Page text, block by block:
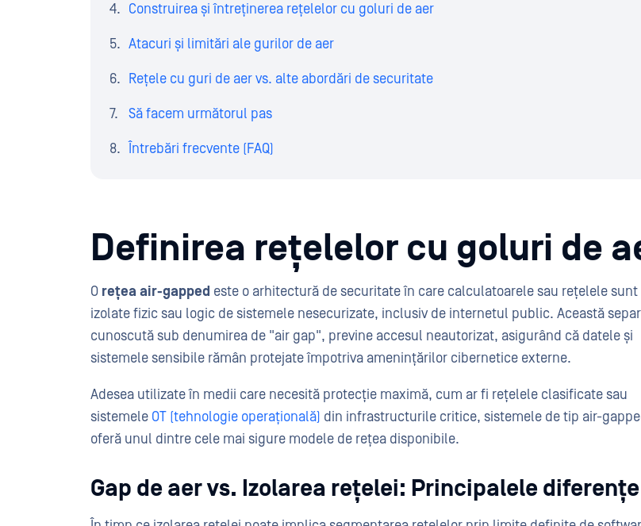
Construirea și întreținerea rețelelor cu goluri de aer
Atacuri și limitări ale gurilor de aer
Rețele cu guri de aer vs. alte abordări de securitate
Să facem următorul pas
Întrebări frecvente (FAQ)
Definirea rețelelor cu goluri de
O rețea air-gapped este o arhitectură de securitate în care calculatoarele sau rețelele sunt
izolate fizic sau logic de sistemele nesecurizate, inclusiv de internetul public. Această
cunoscută sub denumirea de "air gap", previne accesul neautorizat, asigurând că datele și
sistemele sensibile rămân protejate împotriva amenințărilor cibernetice externe.
Adesea utilizate în medii care necesită protecție maximă, cum ar fi rețelele clasificate sau
sistemele OT (tehnologie operațională) din infrastructurile critice, sistemele de tip air-
oferă unul dintre cele mai sigure modele de rețea disponibile.
Gap de aer vs. Izolarea rețelei: Principalele diferențe